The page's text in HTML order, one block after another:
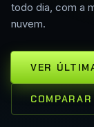
todo dia, com a
nuvem.
VER